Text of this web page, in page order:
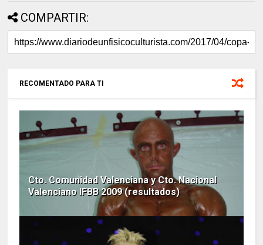
COMPARTIR:
RECOMENTADO PARA TI
Cto. Comunidad Valenciana y Cto. Nacional
Valenciano IFBB 2009 (resultados)